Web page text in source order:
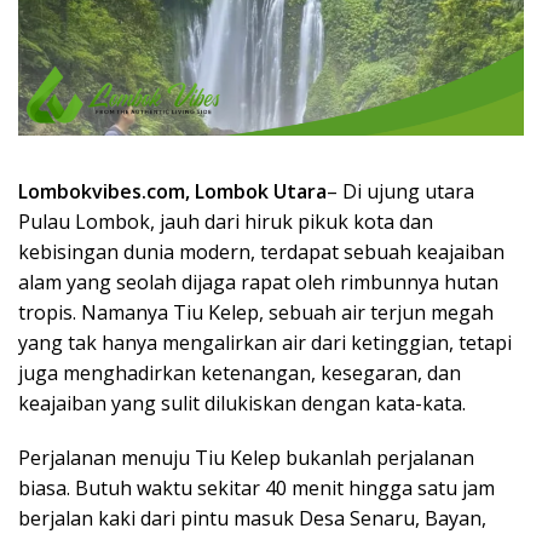
Lombokvibes.com, Lombok Utara– Di ujung utara
Pulau Lombok, jauh dari hiruk pikuk kota dan
kebisingan dunia modern, terdapat sebuah keajaiban
alam yang seolah dijaga rapat oleh rimbunnya hutan
tropis. Namanya Tiu Kelep, sebuah air terjun megah
yang tak hanya mengalirkan air dari ketinggian, tetapi
juga menghadirkan ketenangan, kesegaran, dan
keajaiban yang sulit dilukiskan dengan kata-kata.
Perjalanan menuju Tiu Kelep bukanlah perjalanan
biasa. Butuh waktu sekitar 40 menit hingga satu jam
berjalan kaki dari pintu masuk Desa Senaru, Bayan,